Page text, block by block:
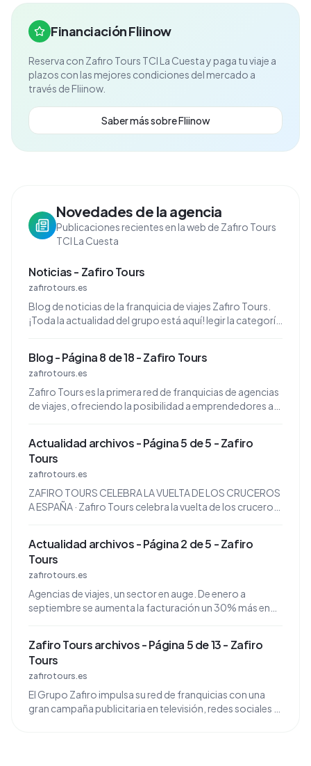
Financiación Fliinow
Reserva con Zafiro Tours TCI La Cuestay paga tu viaje a
plazos con las mejores condiciones del mercado a
través de Fliinow.
Saber más sobre Fliinow
Novedades de la agencia
Publicaciones recientes en la web de Zafiro Tours
TCI La Cuesta
Noticias - Zafiro Tours
zafirotours.es
Blog de noticias de la franquicia de viajes Zafiro Tours.
¡Toda la actualidad del grupo está aquí! legir la categoría
Blog - Página 8 de 18 - Zafiro Tours
zafirotours.es
Zafiro Tours es la primera red de franquicias de agencias
de viajes, ofreciendo la posibilidad a emprendedores a
Actualidad archivos - Página 5 de 5 - Zafiro
Tours
zafirotours.es
ZAFIRO TOURS CELEBRA LA VUELTA DE LOS CRUCEROS
A ESPAÑA · Zafiro Tours celebra la vuelta de los cruceros
Actualidad archivos - Página 2 de 5 - Zafiro
Tours
zafirotours.es
Agencias de viajes, un sector en auge. De enero a
septiembre se aumenta la facturación un 30% más en
Zafiro Tours archivos - Página 5 de 13 - Zafiro
Tours
zafirotours.es
El Grupo Zafiro impulsa su red de franquicias con una
gran campaña publicitaria en televisión, redes sociales e